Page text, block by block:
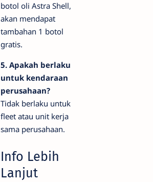
botol oli Astra Shell,
akan mendapat
tambahan 1 botol
gratis.
5. Apakah berlaku
untuk kendaraan
perusahaan?
Tidak berlaku untuk
fleet atau unit kerja
sama perusahaan.
Info Lebih
Lanjut